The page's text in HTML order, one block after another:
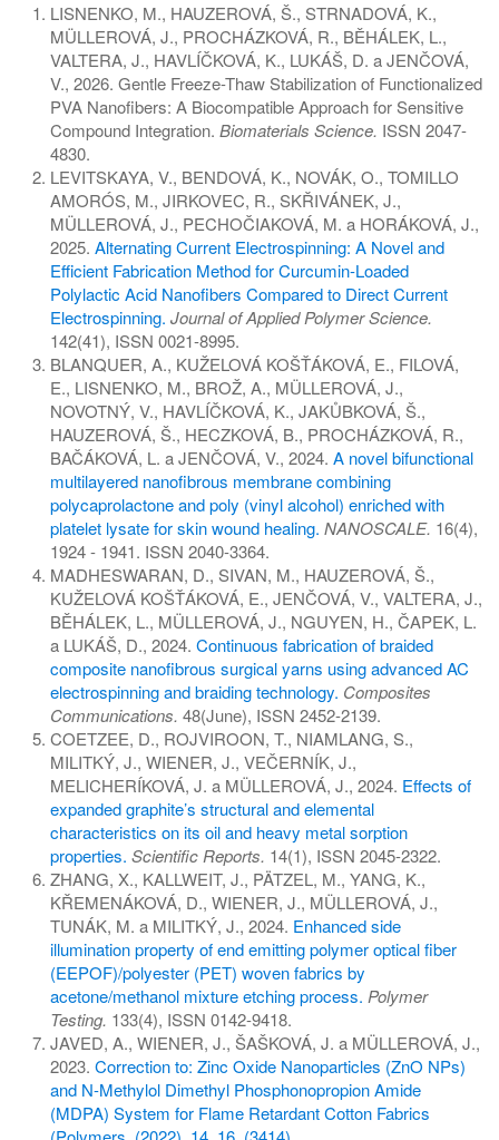
LISNENKO, M., HAUZEROVÁ, Š., STRNADOVÁ, K.,
MÜLLEROVÁ, J., PROCHÁZKOVÁ, R., BĚHÁLEK, L.,
VALTERA, J., HAVLÍČKOVÁ, K., LUKÁŠ, D. a JENČOVÁ,
V., 2026. Gentle Freeze-Thaw Stabilization of Functionalized
PVA Nanofibers: A Biocompatible Approach for Sensitive
Compound Integration. Biomaterials Science. ISSN 2047-
4830.
LEVITSKAYA, V., BENDOVÁ, K., NOVÁK, O., TOMILLO
AMORÓS, M., JIRKOVEC, R., SKŘIVÁNEK, J.,
MÜLLEROVÁ, J., PECHOČIAKOVÁ, M. a HORÁKOVÁ, J.,
2025. Alternating Current Electrospinning: A Novel and
Efficient Fabrication Method for Curcumin-Loaded
Polylactic Acid Nanofibers Compared to Direct Current
Electrospinning. Journal of Applied Polymer Science.
142(41), ISSN 0021-8995.
BLANQUER, A., KUŽELOVÁ KOŠŤÁKOVÁ, E., FILOVÁ,
E., LISNENKO, M., BROŽ, A., MÜLLEROVÁ, J.,
NOVOTNÝ, V., HAVLÍČKOVÁ, K., JAKŮBKOVÁ, Š.,
HAUZEROVÁ, Š., HECZKOVÁ, B., PROCHÁZKOVÁ, R.,
BAČÁKOVÁ, L. a JENČOVÁ, V., 2024. A novel bifunctional
multilayered nanofibrous membrane combining
polycaprolactone and poly (vinyl alcohol) enriched with
platelet lysate for skin wound healing. NANOSCALE. 16(4),
1924 - 1941. ISSN 2040-3364.
MADHESWARAN, D., SIVAN, M., HAUZEROVÁ, Š.,
KUŽELOVÁ KOŠŤÁKOVÁ, E., JENČOVÁ, V., VALTERA, J.,
BĚHÁLEK, L., MÜLLEROVÁ, J., NGUYEN, H., ČAPEK, L.
a LUKÁŠ, D., 2024. Continuous fabrication of braided
composite nanofibrous surgical yarns using advanced AC
electrospinning and braiding technology. Composites
Communications. 48(June), ISSN 2452-2139.
COETZEE, D., ROJVIROON, T., NIAMLANG, S.,
MILITKÝ, J., WIENER, J., VEČERNÍK, J.,
MELICHERÍKOVÁ, J. a MÜLLEROVÁ, J., 2024. Effects of
expanded graphite’s structural and elemental
characteristics on its oil and heavy metal sorption
properties. Scientific Reports. 14(1), ISSN 2045-2322.
ZHANG, X., KALLWEIT, J., PÄTZEL, M., YANG, K.,
KŘEMENÁKOVÁ, D., WIENER, J., MÜLLEROVÁ, J.,
TUNÁK, M. a MILITKÝ, J., 2024. Enhanced side
illumination property of end emitting polymer optical fiber
(EEPOF)/polyester (PET) woven fabrics by
acetone/methanol mixture etching process. Polymer
Testing. 133(4), ISSN 0142-9418.
JAVED, A., WIENER, J., ŠAŠKOVÁ, J. a MÜLLEROVÁ, J.,
2023. Correction to: Zinc Oxide Nanoparticles (ZnO NPs)
and N-Methylol Dimethyl Phosphonopropion Amide
(MDPA) System for Flame Retardant Cotton Fabrics